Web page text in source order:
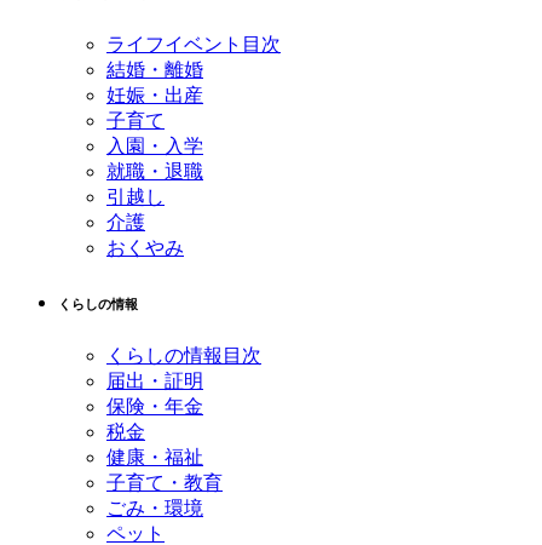
ライフイベント目次
結婚・離婚
妊娠・出産
子育て
入園・入学
就職・退職
引越し
介護
おくやみ
くらしの情報
くらしの情報目次
届出・証明
保険・年金
税金
健康・福祉
子育て・教育
ごみ・環境
ペット